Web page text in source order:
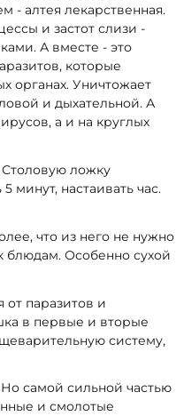
- алтея лекарственная.
и застот слизи -
А вместе - это
которые
органах. Уничтожает
и дыхательной. А
а и на круглых
ложку
минут, настаивать час.
что из него не нужно
блюдам. Особенно сухой
от паразитов и
в первые и вторые
систему,
самой сильной частью
и смолотые